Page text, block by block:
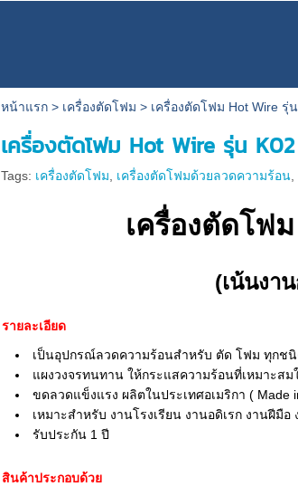
หน้าแรก> เครื่องตัดโฟม > เครื่องตัดโฟม Hot Wire รุ่
เครื่องตัดโฟม Hot Wire รุ่น
Tags: เครื่องตัดโฟม เครื่องตัดโฟมด้วยลวดความร้อน
เครื่องตัดโฟ
(เน้นงา
รายละเอียด
เป็นอุปกรณ์ลวดความร้อนสำหรับ ตัด โฟม ทุกชนิ
แผงวงจรทนทาน ให้กระแสความร้อนที่เหมาะสม
ขดลวดแข็งแรง ผลิตในประเทศอเมริกา ( Made
เหมาะสำหรับ งานโรงเรียน งานอดิเรก งานฝีมือ
รับประกัน 1 ปี
สินค้าประกอบด้วย